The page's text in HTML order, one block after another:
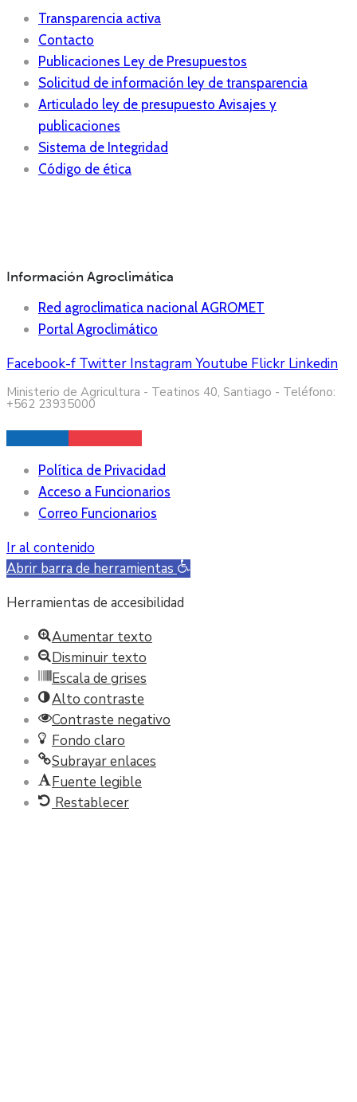
Transparencia activa
Contacto
Publicaciones Ley de Presupuestos
Solicitud de información ley de transparencia
Articulado ley de presupuesto Avisajes y
publicaciones
Sistema de Integridad
Código de ética
Información Agroclimática
Red agroclimatica nacional AGROMET
Portal Agroclimático
Facebook-f Twitter InstagramYoutube Flickr Linkedin
Ministerio de Agricultura - Teatinos 40, Santiago - Teléfono:
+562 23935000
Política de Privacidad
Acceso a Funcionarios
Correo Funcionarios
Ir al contenido
Abrir barra de herramientas
Herramientas de accesibilidad
Aumentar texto
Disminuir texto
Escala de grises
Alto contraste
Contraste negativo
Fondo claro
Subrayar enlaces
Fuente legible
Restablecer